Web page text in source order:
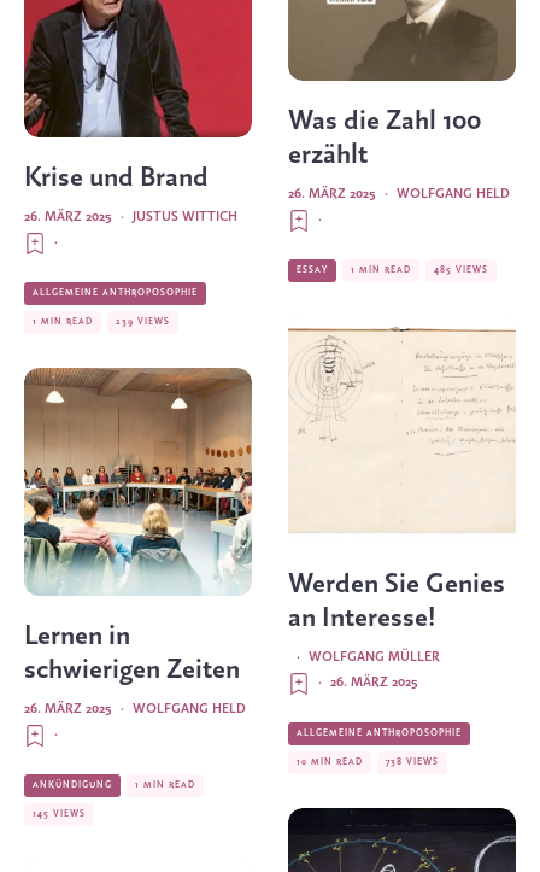
Krise und Brand
JUSTUS WITTICH
·
26. MÄRZ 2025
·
ALLGEMEINE ANTHROPOSOPHIE
1 MIN READ 239 VIEWS
Lernen in
schwierigen Zeiten
WOLFGANG HELD
·
26. MÄRZ 2025
·
ANKÜNDIGUNG 1 MIN READ
145 VIEWS
Was die Zahl 100
erzählt
WOLFGANG HELD
·
26. MÄRZ 2025
·
ESSAY 1 MIN READ 485 VIEWS
Werden Sie Genies
an Interesse!
WOLFGANG MÜLLER
·
26. MÄRZ 2025
·
ALLGEMEINE ANTHROPOSOPHIE
10 MIN READ 738 VIEWS